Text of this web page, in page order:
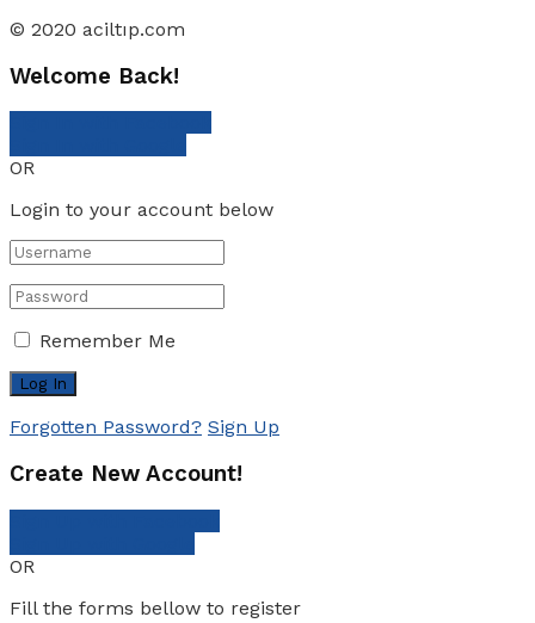
© 2020 aciltıp.com
Welcome Back!
OR
Login to your account below
Remember Me
Forgotten Password? Sign Up
Create New Account!
OR
Fill the forms bellow to register